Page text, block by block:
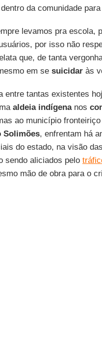
da comunidade
levamos pra escola,
por isso não
que, de tanta
em se suicidaràs
entre tantas existentes
aldeia indígenanos
ao município fronteiriço
Solimões, enfrentam há
do estado, na visão
sendo aliciados pelo
mão de obra para o